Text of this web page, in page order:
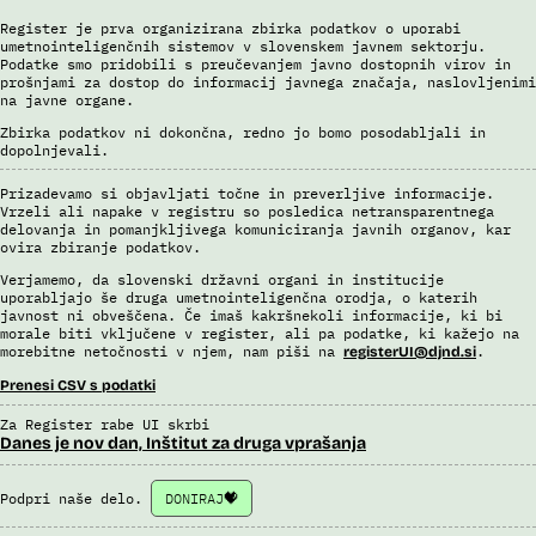
Register je prva organizirana zbirka podatkov o uporabi
umetnointeligenčnih sistemov v slovenskem javnem sektorju.
Podatke smo pridobili s preučevanjem javno dostopnih virov in
prošnjami za dostop do informacij javnega značaja, naslovljenimi
na javne organe.
Zbirka podatkov ni dokončna, redno jo bomo posodabljali in
dopolnjevali.
Prizadevamo si objavljati točne in preverljive informacije.
Vrzeli ali napake v registru so posledica netransparentnega
delovanja in pomanjkljivega komuniciranja javnih organov, kar
ovira zbiranje podatkov.
Verjamemo, da slovenski državni organi in institucije
uporabljajo še druga umetnointeligenčna orodja, o katerih
javnost ni obveščena. Če imaš kakršnekoli informacije, ki bi
morale biti vključene v register, ali pa podatke, ki kažejo na
morebitne netočnosti v njem, nam piši na registerUI@djnd.si.
Prenesi CSV s podatki
Za Register rabe UI skrbi
Danes je nov dan, Inštitut za druga vprašanja
Podpri naše delo. DONIRAJ